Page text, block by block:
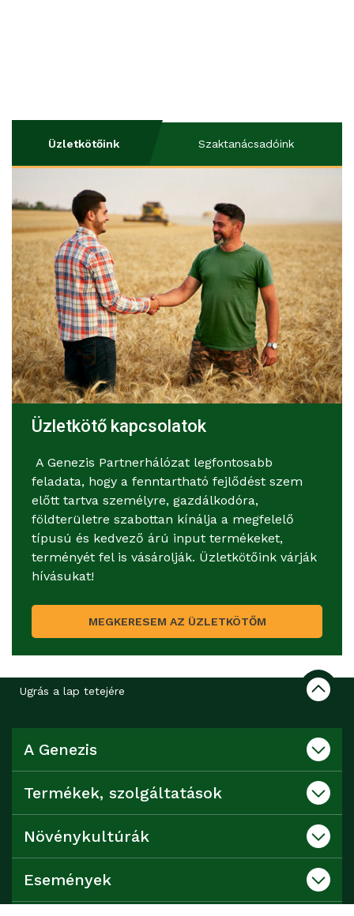
Üzletkötőink Szaktanácsadóink
Üzletkötő kapcsolatok
A Genezis Partnerhálózat legfontosabb
feladata, hogy a fenntartható fejlődést szem
előtt tartva személyre, gazdálkodóra,
földterületre szabottan kínálja a megfelelő
típusú és kedvező árú input termékeket,
terményét fel is vásárolják. Üzletkötőink várják
hívásukat!
MEGKERESEM AZ ÜZLETKÖTŐM
Ugrás a lap tetejére
A Genezis
Termékek, szolgáltatások
Növénykultúrák
Események